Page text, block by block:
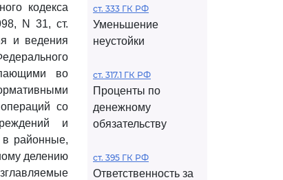
кодекса
N 31, ст.
и ведения
во
со
и
в районные,
делению
ст. 333 ГК РФ
Уменьшение
неустойки
ст. 317.1 ГК РФ
Проценты по
денежному
обязательству
ст. 395 ГК РФ
Ответственность за